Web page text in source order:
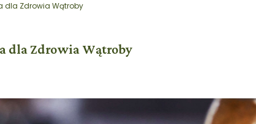
dla Zdrowia Wątroby
dla Zdrowia Wątroby